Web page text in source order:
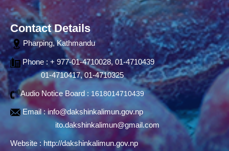
Contact Details
Pharping, Kathmandu
Phone : + 977-01-4710028, 01-4710439
01-4710417, 01-4710325
Audio Notice Board : 1618014710439
Email :info@dakshinkalimun.gov.np
ito.dakshinkalimun@gmail.com
Website : http://dakshinkalimun.gov.np